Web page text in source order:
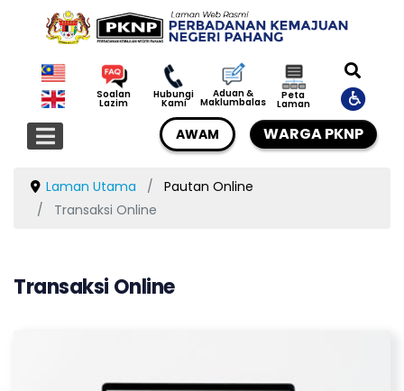
Soalan
Lazim
Hubungi
Kami
Aduan &
Maklumbalas
Peta
Laman
AWAM WARGA PKNP
Laman Utama
Pautan Online
Transaksi Online
Transaksi Online